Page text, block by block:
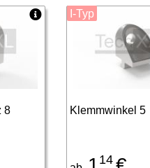
8 Klemmwinkel 5
14
I-Typ